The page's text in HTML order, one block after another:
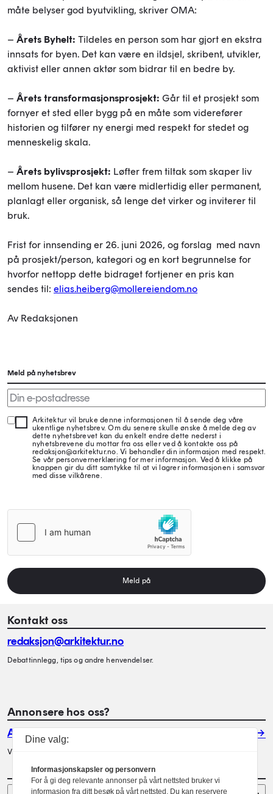
måte belyser god byutvikling, skriver OMA:
– Årets Byhelt: Tildeles en person som har gjort en ekstra
innsats for byen. Det kan være en ildsjel, skribent, utvikler,
aktivist eller annen aktør som bidrar til en bedre by.
– Årets transformasjonsprosjekt: Går til et prosjekt som
fornyer et sted eller bygg på en måte som viderefører
historien og tilfører ny energi med respekt for stedet og
menneskelig skala.
– Årets bylivsprosjekt: Løfter frem tiltak som skaper liv
mellom husene. Det kan være midlertidig eller permanent,
planlagt eller organisk, så lenge det virker og inviterer til
bruk.
Frist for innsending er 26. juni 2026, og forslag med navn
på prosjekt/person, kategori og en kort begrunnelse for
hvorfor nettopp dette bidraget fortjener en pris kan
sendes til: elias.heiberg@mollereiendom.no
Av Redaksjonen
Meld på nyhetsbrev
Arkitektur vil bruke denne informasjonen til å sende deg våre
ukentlige nyhetsbrev. Om du senere skulle ønske å melde deg av
dette nyhetsbrevet kan du enkelt endre dette nederst i
nyhetsbrevene du mottar fra oss eller ved å kontakte oss på
redaksjon@arkitektur.no. Vi behandler din informasjon med respekt.
Se vår personvernerklæring for mer informasjon. Ved å klikke på
knappen gir du ditt samtykke til at vi lagrer informasjonen i samsvar
med disse vilkårene.
Meld på
Kontakt oss
redaksjon@arkitektur.no
Debattinnlegg, tips og andre henvendelser.
Annonsere hos oss?
Annonser
Vil du annonsere i Arkitektur? Les mer her.
Dine valg:
Informasjonskapsler og personvern
For å gi deg relevante annonser på vårt nettsted bruker vi
informasjon fra ditt besøk på vårt nettsted. Du kan reservere